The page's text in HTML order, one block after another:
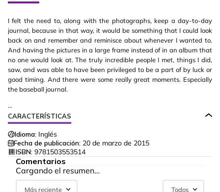
I felt the need to, along with the photographs, keep a day-to-day
journal, because in that way, it would be something that I could look
back on and remember and reminisce about whenever I wanted to.
And having the pictures in a large frame instead of in an album that
no one would look at. The truly incredible people I met, things I did,
saw, and was able to have been privileged to be a part of by luck or
good timing. And there were some really great moments. Especially
the baseball journal.
...
CARACTERÍSTICAS
Idioma: Inglés
Fecha de publicación: 20 de marzo de 2015
ISBN: 9781503553514
Comentarios
Cargando el resumen…
Más reciente Todos